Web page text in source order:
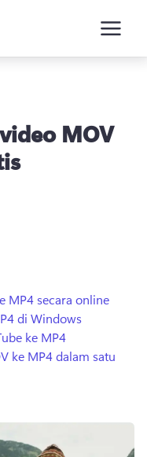
MOV
MP4 secara online
di Windows
ke MP4
ke MP4 dalam satu